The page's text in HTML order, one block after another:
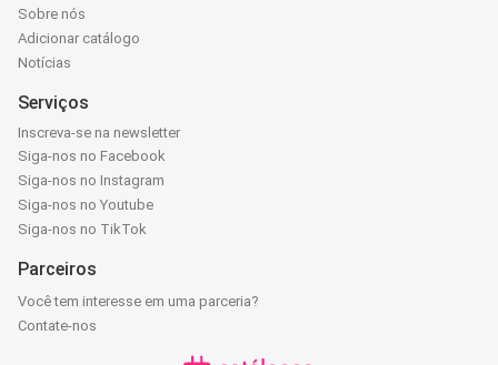
Sobre nós
Adicionar catálogo
Notícias
Serviços
Inscreva-se na newsletter
Siga-nos no Facebook
Siga-nos no Instagram
Siga-nos no Youtube
Siga-nos no TikTok
Parceiros
Você tem interesse em uma parceria?
Contate-nos